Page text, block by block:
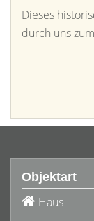
Dieses
durch uns
Objektart
Haus